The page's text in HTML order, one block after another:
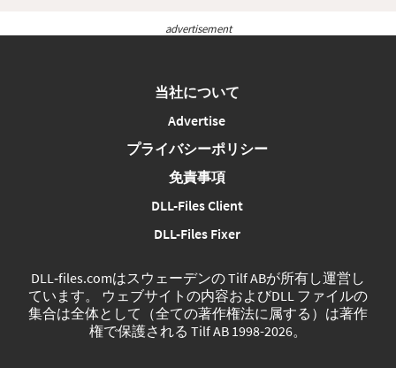
advertisement
当社について
Advertise
プライバシーポリシー
免責事項
DLL-Files Client
DLL-Files Fixer
DLL‑files.comはスウェーデンの Tilf ABが所有し運営し
ています。 ウェブサイトの内容およびDLL ファイルの
集合は全体として（全ての著作権法に属する）は著作
権で保護される Tilf AB 1998-2026。